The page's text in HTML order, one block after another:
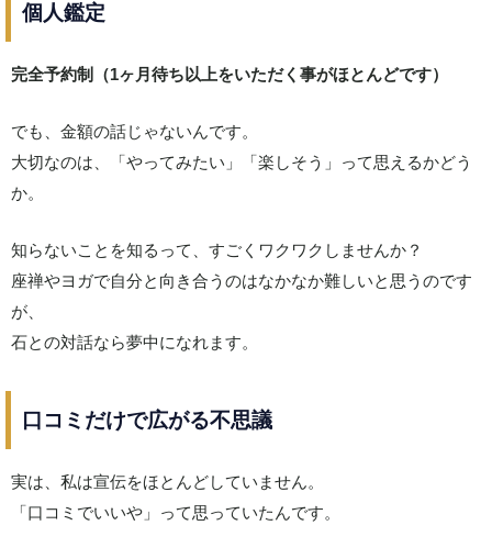
個人鑑定
完全予約制（1ヶ月待ち以上をいただく事がほとんどです）
でも、金額の話じゃないんです。
大切なのは、「やってみたい」「楽しそう」って思えるかどう
か。
知らないことを知るって、すごくワクワクしませんか？
座禅やヨガで自分と向き合うのはなかなか難しいと思うのです
が、
石との対話なら夢中になれます。
口コミだけで広がる不思議
実は、私は宣伝をほとんどしていません。
「口コミでいいや」って思っていたんです。